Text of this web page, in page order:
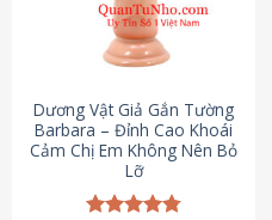
Dương Vật Giả Gắn Tường
Barbara – Đỉnh Cao Khoái
Cảm Chị Em Không Nên Bỏ
Lỡ